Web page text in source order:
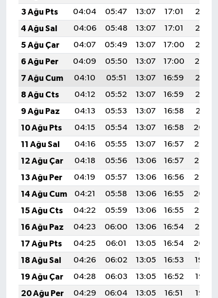
3 Ağu Pts
04:04 05:47 13:07 17:01
20:18
4 Ağu Sal
04:06 05:48 13:07 17:01
20:17
5 Ağu Çar
04:07 05:49 13:07 17:00
20:16
6 Ağu Per
04:09 05:50 13:07 17:00
20:14
7 Ağu Cum
04:10 05:51 13:07 16:59
20:13
8 Ağu Cts
04:12 05:52 13:07 16:59
20:12
9 Ağu Paz
04:13 05:53 13:07 16:58
20:11
10 Ağu Pts
04:15 05:54 13:07 16:58
20:09
11 Ağu Sal
04:16 05:55 13:07 16:57
20:08
12 Ağu Çar
04:18 05:56 13:06 16:57
20:07
13 Ağu Per
04:19 05:57 13:06 16:56
20:05
14 Ağu Cum
04:21 05:58 13:06 16:55
20:04
15 Ağu Cts
04:22 05:59 13:06 16:55
20:03
16 Ağu Paz
04:23 06:00 13:06 16:54
20:01
17 Ağu Pts
04:25 06:01 13:05 16:54
20:00
18 Ağu Sal
04:26 06:02 13:05 16:53
19:59
19 Ağu Çar
04:28 06:03 13:05 16:52
19:57
20 Ağu Per
04:29 06:04 13:05 16:51
19:56